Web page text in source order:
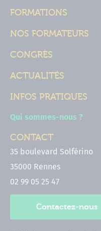
FORMATIONS
NOS FORMATEURS
CONGRÈS
ACTUALITÉS
INFOS PRATIQUES
Qui sommes-nous ?
CONTACT
35 boulevard Solférino
35000 Rennes
02 99 05 25 47
Contactez-nous